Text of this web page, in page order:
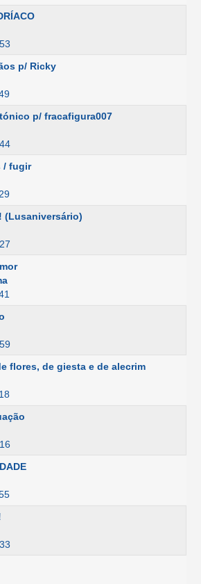
p/ Ricky
p/ fracafigura007
/ fugir
(Lusaniversário)
flores, de giesta e de alecrim